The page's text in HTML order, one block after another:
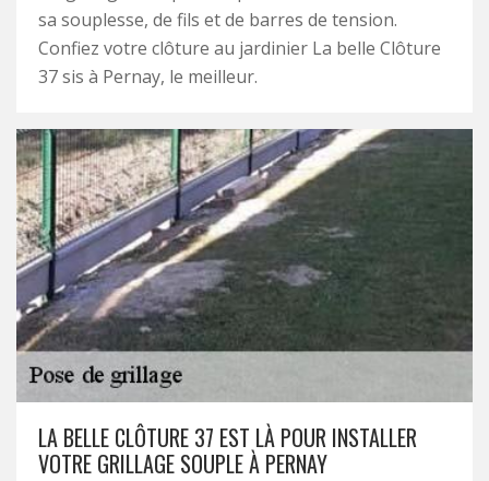
sa souplesse, de fils et de barres de tension.
Confiez votre clôture au jardinier La belle Clôture
37 sis à Pernay, le meilleur.
LA BELLE CLÔTURE 37 EST LÀ POUR INSTALLER
VOTRE GRILLAGE SOUPLE À PERNAY